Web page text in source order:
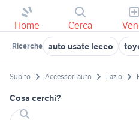
Home Cerca
Ricerche auto usate lecco
Subito Accessori auto Lazio
Cosa cerchi?